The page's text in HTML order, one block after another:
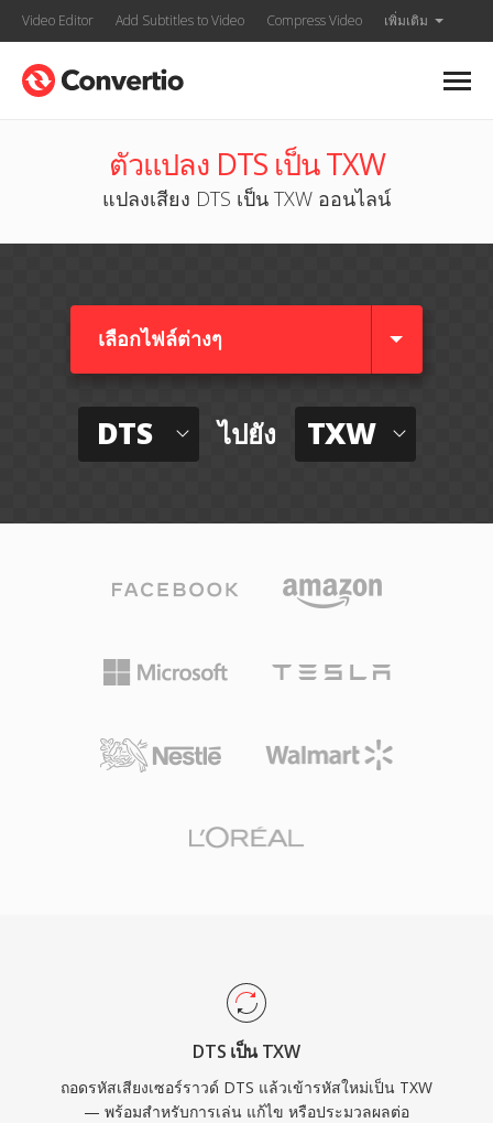
Video Editor Add Subtitles to Video Compress Video เพิ่มเติม
ตัวแปลง DTS เป็น TXW
แปลงเสียง DTS เป็น TXW ออนไลน์
เลือกไฟล์ต่างๆ​
DTS ไปยัง TXW
DTS เป็น TXW
ถอดรหัสเสียงเซอร์ราวด์ DTS แล้วเข้ารหัสใหม่เป็น TXW
— พร้อมสำหรับการเล่น แก้ไข หรือประมวลผลต่อ